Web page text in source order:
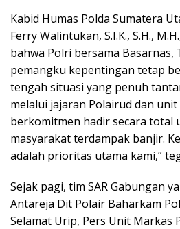
Kabid Humas Polda Sumatera
Ferry Walintukan, S.I.K., S.H.,
bahwa Polri bersama Basarnas,
pemangku kepentingan tetap
tengah situasi yang penuh
melalui jajaran Polairud dan
berkomitmen hadir secara total
masyarakat terdampak banjir.
adalah prioritas utama kami,”
Sejak pagi, tim SAR Gabungan
Antareja Dit Polair Baharkam
Selamat Urip, Pers Unit Markas